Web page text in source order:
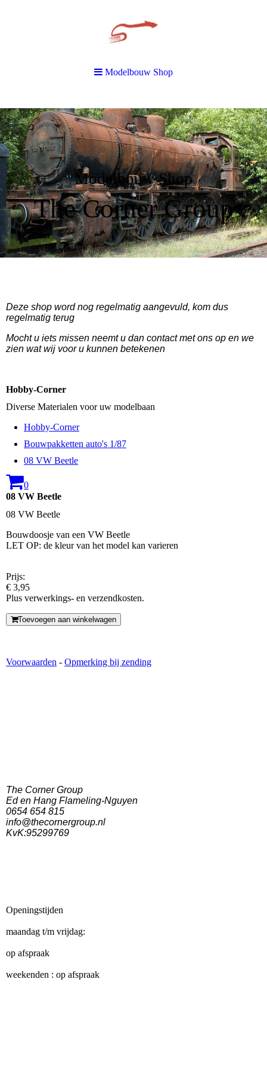
Modelbouw Shop
The Corner Group
Deze shop word nog regelmatig aangevuld, kom dus
regelmatig terug
Mocht u iets missen neemt u dan contact met ons op en we
zien wat wij voor u kunnen betekenen
Hobby-Corner
Diverse Materialen voor uw modelbaan
Hobby-Corner
Bouwpakketten auto's 1/87
08 VW Beetle
0
08 VW Beetle
08 VW Beetle
Bouwdoosje van een VW Beetle
LET OP: de kleur van het model kan varieren
Prijs:
€ 3,95
Plus verwerkings- en verzendkosten.
Toevoegen aan winkelwagen
Voorwaarden - Opmerking bij zending
The Corner Group
Ed en Hang Flameling-Nguyen
0654 654 815
info@thecornergroup.nl
KvK:95299769
Openingstijden
maandag t/m vrijdag:
op afspraak
weekenden : op afspraak
Modelbouw Shop